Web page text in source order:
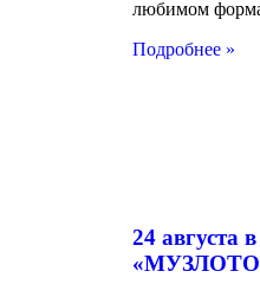
любимом
Подробнее »
24 августа